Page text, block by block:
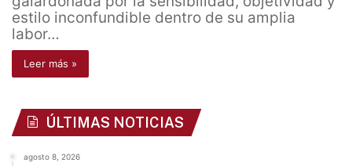
estilo inconfundible dentro de su amplia
labor…
Leer más »
ÚLTIMAS NOTICIAS
agosto 8, 2026